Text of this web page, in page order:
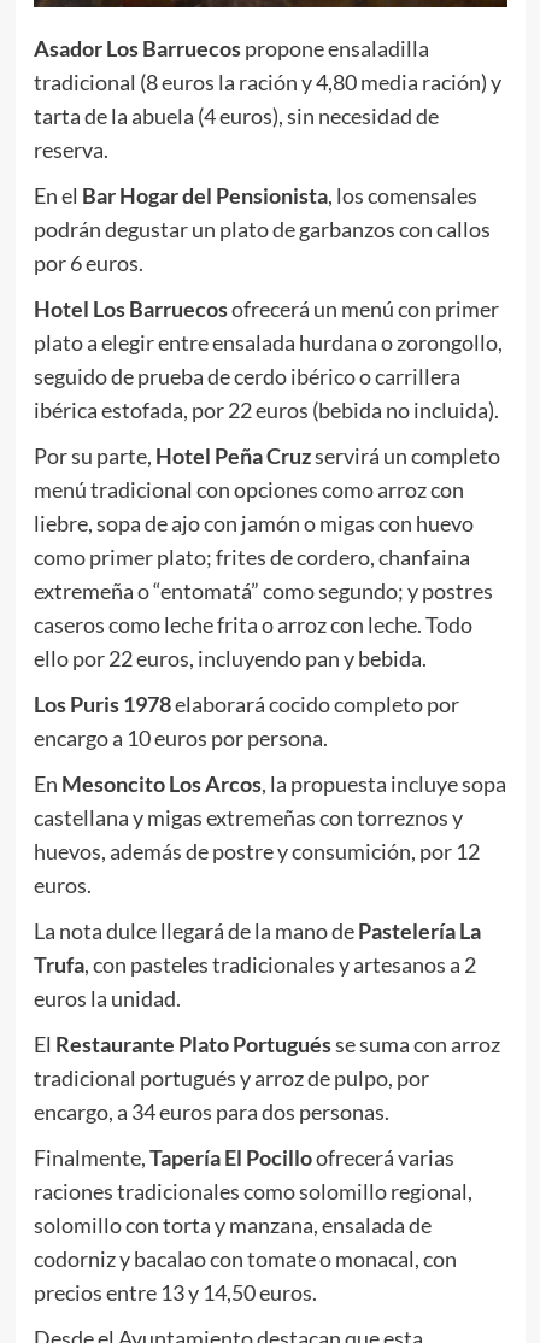
Asador Los Barruecospropone ensaladilla
tradicional (8 euros la ración y 4,80 media ración) y
tarta de la abuela (4 euros), sin necesidad de
reserva.
En el Bar Hogar del Pensionista, los comensales
podrán degustar un plato de garbanzos con callos
por 6 euros.
Hotel Los Barruecosofrecerá un menú con primer
plato a elegir entre ensalada hurdana o zorongollo,
seguido de prueba de cerdo ibérico o carrillera
ibérica estofada, por 22 euros (bebida no incluida).
Por su parte, Hotel Peña Cruzservirá un completo
menú tradicional con opciones como arroz con
liebre, sopa de ajo con jamón o migas con huevo
como primer plato; frites de cordero, chanfaina
extremeña o “entomatá” como segundo; y postres
caseros como leche frita o arroz con leche. Todo
ello por 22 euros, incluyendo pan y bebida.
Los Puris 1978elaborará cocido completo por
encargo a 10 euros por persona.
En Mesoncito Los Arcos, la propuesta incluye sopa
castellana y migas extremeñas con torreznos y
huevos, además de postre y consumición, por 12
euros.
La nota dulce llegará de la mano dePastelería La
Trufa, con pasteles tradicionales y artesanos a 2
euros la unidad.
El Restaurante Plato Portuguésse suma con arroz
tradicional portugués y arroz de pulpo, por
encargo, a 34 euros para dos personas.
Finalmente,Tapería El Pocilloofrecerá varias
raciones tradicionales como solomillo regional,
solomillo con torta y manzana, ensalada de
codorniz y bacalao con tomate o monacal, con
precios entre 13 y 14,50 euros.